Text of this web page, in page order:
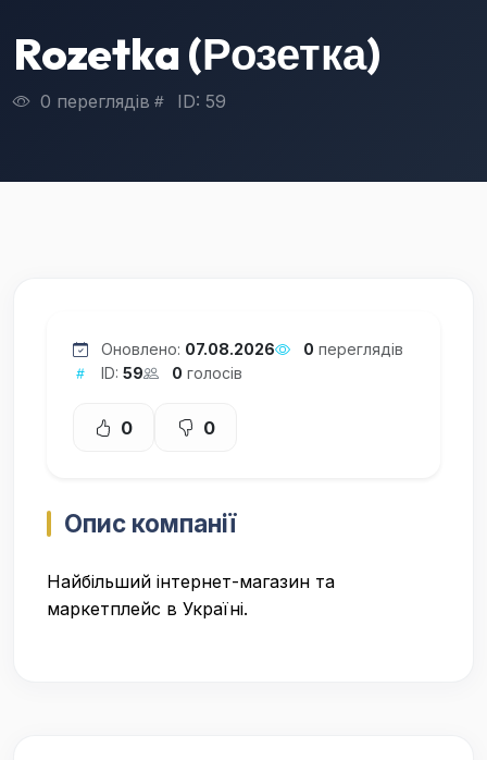
Rozetka (Розетка)
0 переглядів ID: 59
Оновлено: 07.08.2026 0 переглядів
ID: 59 0 голосів
0 0
Опис компанії
Найбільший інтернет-магазин та
маркетплейс в Україні.